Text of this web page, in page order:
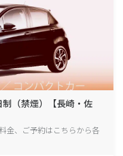
（禁煙）【長崎・佐
金、ご予約はこちらから各